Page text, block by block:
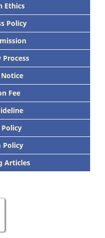
Ethics
Policy
Process
Fee
Policy
Articles